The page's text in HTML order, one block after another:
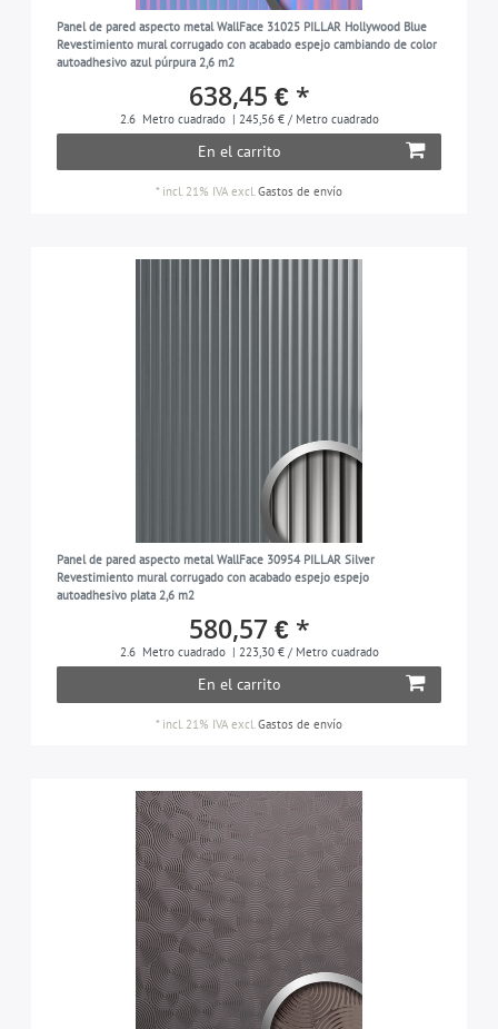
Panel de pared aspecto metal WallFace 31025 PILLAR Hollywood Blue
Revestimiento mural corrugado con acabado espejo cambiando de color
autoadhesivo azul púrpura 2,6 m2
638,45 € *
2.6 Metro cuadrado | 245,56 € / Metro cuadrado
En el carrito
* incl. 21% IVA excl.Gastos de envío
Panel de pared aspecto metal WallFace 30954 PILLAR Silver
Revestimiento mural corrugado con acabado espejo espejo
autoadhesivo plata 2,6 m2
580,57 € *
2.6 Metro cuadrado | 223,30 € / Metro cuadrado
En el carrito
* incl. 21% IVA excl.Gastos de envío